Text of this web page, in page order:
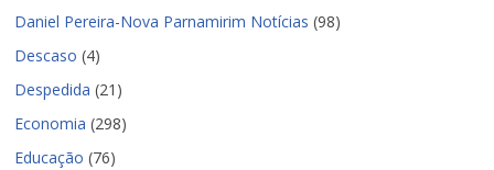
Daniel Pereira-Nova Parnamirim Notícias (98)
Descaso (4)
Despedida (21)
Economia (298)
Educação (76)